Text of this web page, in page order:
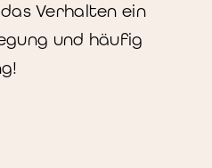
Verhalten ein
und häufig